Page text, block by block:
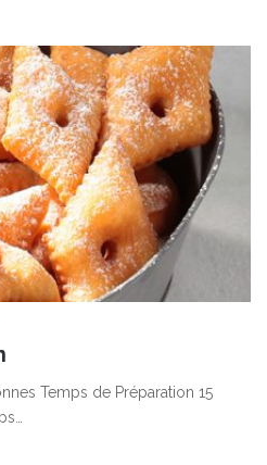
Temps de Préparation 15